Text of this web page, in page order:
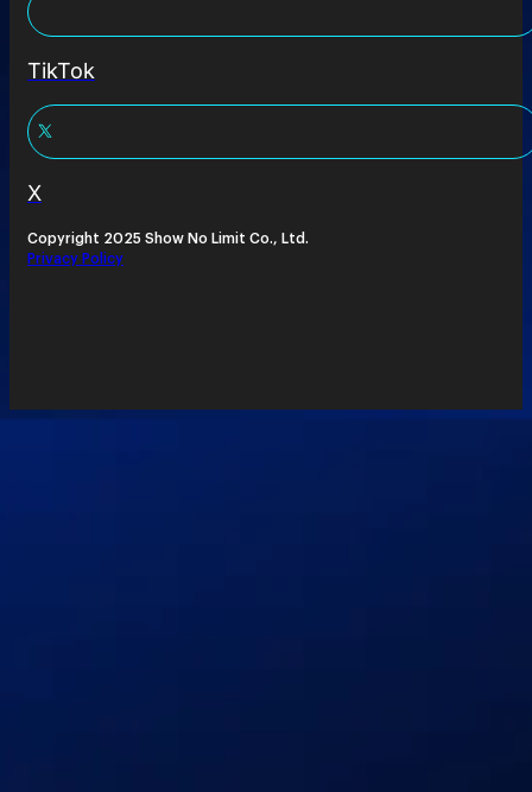
TikTok
X
Copyright 2025 Show No Limit Co., Ltd.
Privacy Policy